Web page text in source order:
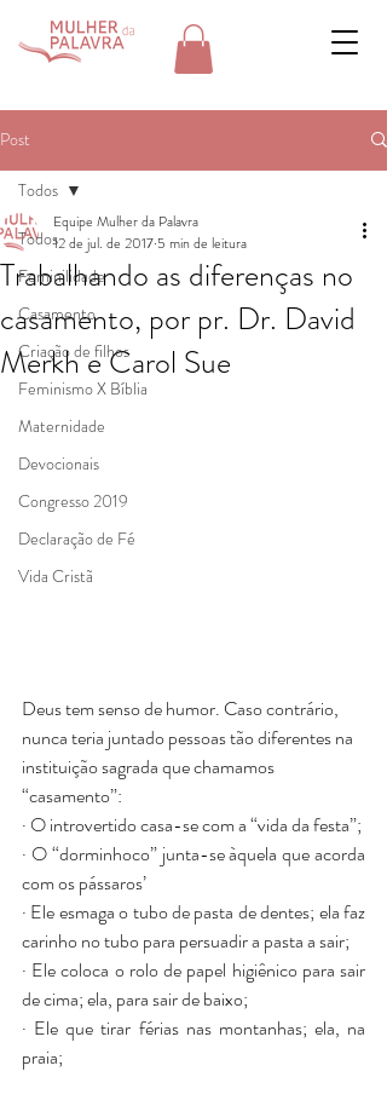
Post
Todos
Feminilidade
Casamento
Criação de filhos
Feminismo X Bíblia
Maternidade
Devocionais
Congresso 2019
Declaração de Fé
Vida Cristã
Todos
Trabalhando as diferenças no
casamento, por pr. Dr. David
Merkh e Carol Sue
Equipe Mulher da Palavra
12 de jul. de 2017 5 min de leitura
Deus tem senso de humor. Caso contrário,
nunca teria juntado pessoas tão diferentes na
instituição sagrada que chamamos
“casamento”:
· O introvertido casa-se com a “vida da festa”;
· O “dorminhoco” junta-se àquela que acorda
com os pássaros’
· Ele esmaga o tubo de pasta de dentes; ela faz
carinho no tubo para persuadir a pasta a sair;
· Ele coloca o rolo de papel higiênico para sair
de cima; ela, para sair de baixo;
· Ele que tirar férias nas montanhas; ela, na
praia;